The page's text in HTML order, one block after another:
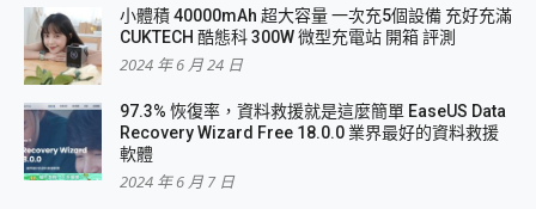
小體積 40000mAh 超大容量 一次充5個設備 充好充滿
CUKTECH 酷態科 300W 微型充電站 開箱 評測
2024 年 6 月 24 日
97.3% 恢復率，資料救援就是這麼簡單 EaseUS Data
Recovery Wizard Free 18.0.0 業界最好的資料救援
軟體
2024 年 6 月 7 日